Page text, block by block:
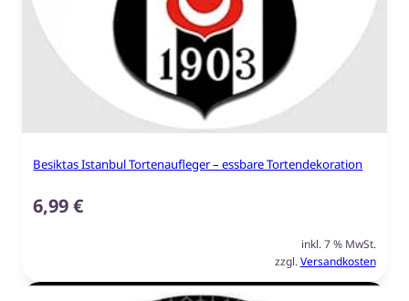
Besiktas Istanbul Tortenaufleger – essbare Tortendekoration
6,99€
inkl. 7 % MwSt.
zzgl.Versandkosten